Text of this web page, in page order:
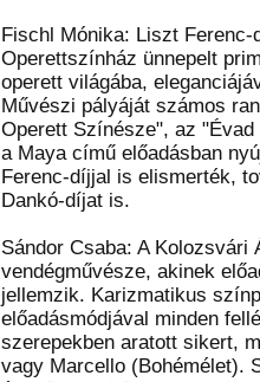
Fischl Mónika: Liszt
Operettszínház ünnepelt
operett világába,
Művészi pályáját számos
Operett Színésze", az
a Maya című előadásban
Ferenc-díjjal is elismerték,
Dankó-díjat is.
Sándor Csaba: A Kolozsvári
vendégművésze, akinek
jellemzik. Karizmatikus
előadásmódjával minden
szerepekben aratott sikert,
vagy Marcello (Bohémélet).